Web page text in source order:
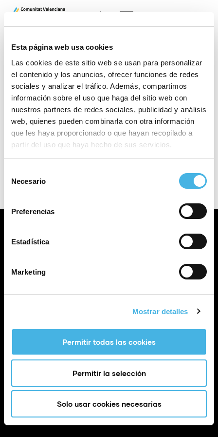
Esta página web usa cookies
Las cookies de este sitio web se usan para personalizar
el contenido y los anuncios, ofrecer funciones de redes
sociales y analizar el tráfico. Además, compartimos
información sobre el uso que haga del sitio web con
nuestros partners de redes sociales, publicidad y análisis
web, quienes pueden combinarla con otra información
que les haya proporcionado o que hayan recopilado a
partir del uso que haya hecho de sus servicios.
Necesario
Preferencias
Estadística
Marketing
Mostrar detalles
Permitir todas las cookies
Permitir la selección
Solo usar cookies necesarias
Gracias por tu inscripción. En breve nos pondremos en
contacto contigo.
Calle Poeta Quintana, 1 46003 València (España)